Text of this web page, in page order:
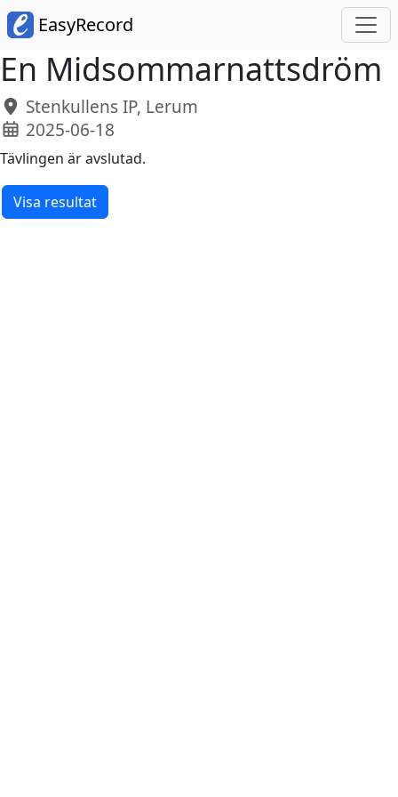
EasyRecord
En Midsommarnattsdröm
Stenkullens IP, Lerum
2025-06-18
Tävlingen är avslutad.
Visa resultat